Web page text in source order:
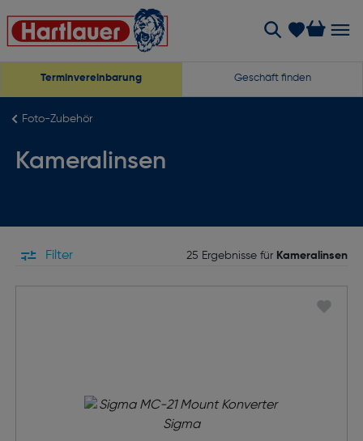
Terminvereinbarung Geschäft finden
Foto-Zubehör
Kameralinsen
Filter 25 Ergebnisse für Kameralinsen